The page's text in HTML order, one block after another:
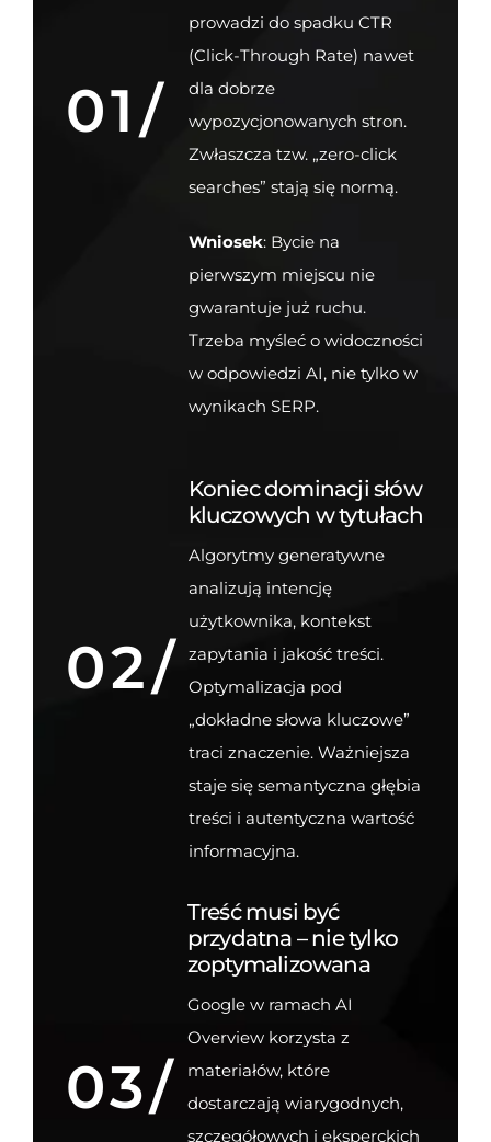
01/
prowadzi do spadku CTR
(Click-Through Rate) nawet
dla dobrze
wypozycjonowanych stron.
Zwłaszcza tzw. „zero-click
searches” stają się normą.
Wniosek: Bycie na
pierwszym miejscu nie
gwarantuje już ruchu.
Trzeba myśleć o widoczności
w odpowiedzi AI, nie tylko w
wynikach SERP.
02/
Koniec dominacji słów
kluczowych w tytułach
Algorytmy generatywne
analizują intencję
użytkownika, kontekst
zapytania i jakość treści.
Optymalizacja pod
„dokładne słowa kluczowe”
traci znaczenie. Ważniejsza
staje się semantyczna głębia
treści i autentyczna wartość
informacyjna.
03/
Treść musi być
przydatna – nie tylko
zoptymalizowana
Google w ramach AI
Overview korzysta z
materiałów, które
dostarczają wiarygodnych,
szczegółowych i eksperckich